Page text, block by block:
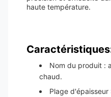
haute température.
Nom du produit :
chaud.
Plage